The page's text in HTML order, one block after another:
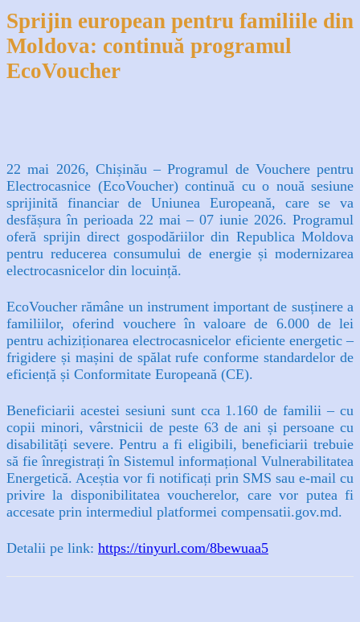
Sprijin european pentru familiile din
Moldova: continuă programul
EcoVoucher
22 mai 2026, Chișinău – Programul de Vouchere pentru
Electrocasnice (EcoVoucher) continuă cu o nouă sesiune
sprijinită financiar de Uniunea Europeană, care se va
desfășura în perioada 22 mai – 07 iunie 2026. Programul
oferă sprijin direct gospodăriilor din Republica Moldova
pentru reducerea consumului de energie și modernizarea
electrocasnicelor din locuință.
EcoVoucher rămâne un instrument important de susținere a
familiilor, oferind vouchere în valoare de 6.000 de lei
pentru achiziționarea electrocasnicelor eficiente energetic –
frigidere și mașini de spălat rufe conforme standardelor de
eficiență și Conformitate Europeană (CE).
Beneficiarii acestei sesiuni sunt cca 1.160 de familii – cu
copii minori, vârstnicii de peste 63 de ani și persoane cu
disabilități severe. Pentru a fi eligibili, beneficiarii trebuie
să fie înregistrați în Sistemul informațional Vulnerabilitatea
Energetică. Aceștia vor fi notificați prin SMS sau e-mail cu
privire la disponibilitatea voucherelor, care vor putea fi
accesate prin intermediul platformei compensatii.gov.md.
Detalii pe link: https://tinyurl.com/8bewuaa5